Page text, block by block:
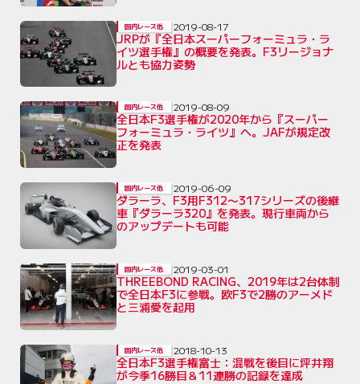
JRPが『全日本スーパーフォーミュラ・ラ
イツ選手権』の概要を発表。F3リージョナ
ルとも協力姿勢
国内レース他 2019-08-17
全日本F3選手権が2020年から『スーパー
フォーミュラ・ライツ』へ。JAFが規定改
正を発表
国内レース他 2019-08-09
ダラーラ、F3用F312〜317シリーズの後継
車『ダラーラ320』を発表。現行車両から
のアップデートも可能
国内レース他 2019-06-09
THREEBOND RACING、2019年は2台体制
で全日本F3に参戦。欧F3で2勝のアーメド
と三浦愛を起用
国内レース他 2019-03-01
全日本F3選手権富士：混戦を後目に坪井翔
が今季16勝目＆11連勝の記録を達成
国内レース他 2018-10-13